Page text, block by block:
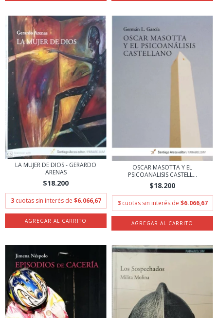
LA MUJER DE DIOS - GERARDO
ARENAS
$18.200
3 cuotas sin interés de $6.066,67
OSCAR MASOTTA Y EL
PSICOANALISIS CASTELL...
$18.200
3 cuotas sin interés de $6.066,67